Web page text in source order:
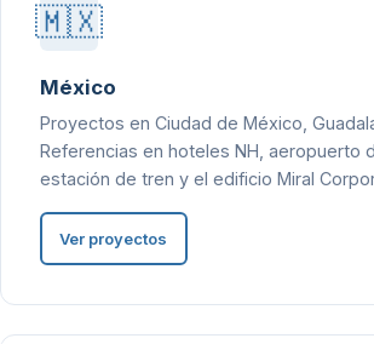
🇲🇽
México
Proyectos en Ciudad de México,
Referencias en hoteles NH, aeropuerto
estación de tren y el edificio Miral
Ver proyectos